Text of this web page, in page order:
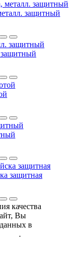
защитный
защитная
качества
Вы
в
.